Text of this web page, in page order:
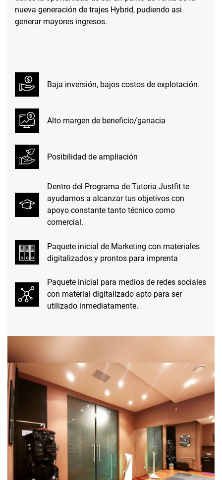
nueva generación de trajes Hybrid, pudiendo asi
generar mayores ingresos.
Baja inversión, bajos costos de explotación.
Alto margen de beneficio/ganacia
Posibilidad de ampliación
Dentro del Programa de Tutoria Justfit te
ayudamos a alcanzar tus objetivos con
apoyo constante tanto técnico como
comercial.
Paquete inicial de Marketing con materiales
digitalizados y prontos para imprenta
Paquete inicial para medios de redes sociales
con material digitalizado apto para ser
utilizado inmediatamente.